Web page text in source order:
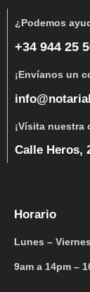
¿Podemos
+34 944 25
¡Envíanos un
¡Vísita nuestra
Calle Heros,
Horario
Lunes –
9am a 14pm –